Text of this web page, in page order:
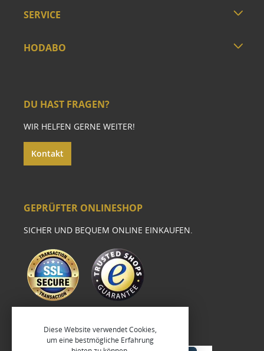
SERVICE
HODABO
DU HAST FRAGEN?
WIR HELFEN GERNE WEITER!
Kontakt
GEPRÜFTER ONLINESHOP
SICHER UND BEQUEM ONLINE EINKAUFEN.
Diese Website verwendet Cookies,
um eine bestmögliche Erfahrung